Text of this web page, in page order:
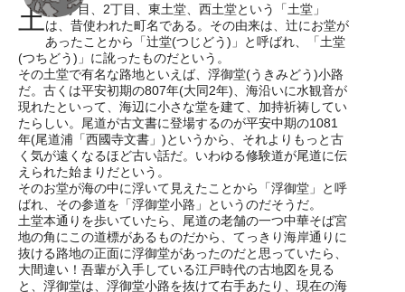
土 堂1丁目、2丁目、東土堂、西土堂という「土堂」
は、昔使われた町名である。その由来は、辻にお堂が
あったことから「辻堂(つじどう)」と呼ばれ、「土堂
(つちどう)」に訛ったものだという。
その土堂で有名な路地といえば、浮御堂(うきみどう)小路
だ。古くは平安初期の807年(大同2年)、海沿いに水観音が
現れたといって、海辺に小さな堂を建て、加持祈祷してい
たらしい。尾道が古文書に登場するのが平安中期の1081
年(尾道浦「西國寺文書」)というから、それよりもっと古
く気が遠くなるほど古い話だ。いわゆる修験道が尾道に伝
えられた始まりだという。
そのお堂が海の中に浮いて見えたことから「浮御堂」と呼
ばれ、その参道を「浮御堂小路」というのだそうだ。
土堂本通りを歩いていたら、尾道の老舗の一つ中華そば宮
地の角にこの道標があるものだから、てっきり海岸通りに
抜ける路地の正面に浮御堂があったのだと思っていたら、
大間違い！吾輩が入手している江戸時代の古地図を見る
と、浮御堂は、浮御堂小路を抜けて右手あたり、現在の海